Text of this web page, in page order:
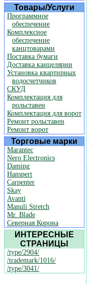
Товары/Услуги
Программное
обеспечение
Комплексное
обеспечение
канцтоварами
Поставка бумаги
Доставка канцелярии
Установка квартирных
водосчетчиков
СКУД
Комплектация для
рольставен
Комплектация для ворот
Ремонт рольставен
Ремонт ворот
Торговые марки
Marantec
Nero Electronics
Daming
Hanspert
Carpenter
Skay
Avanti
Manuli Stretch
Mr. Blade
Северная Корона
ИНТЕРЕСНЫЕ
СТРАНИЦЫ
/type/2904/
/trademark/1016/
/type/3041/